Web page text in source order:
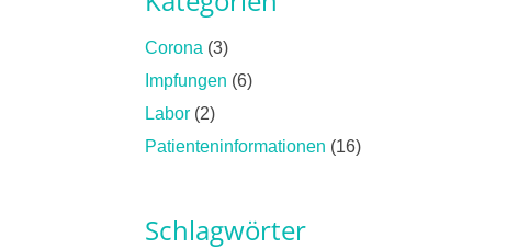
Corona (3)
Impfungen (6)
Labor (2)
Patienteninformationen (16)
Schlagwörter